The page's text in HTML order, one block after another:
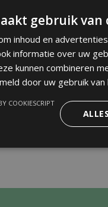
. Dat wil
zonder dat jij jouw
tegen zo’n
onze advocaten via
die je kan volgen.
gebruik van
inhoud en
informatie over uw
kunnen combineren
door uw gebruik van
COOKIESCRIPT